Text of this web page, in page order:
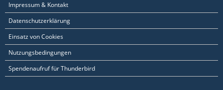
Impressum & Kontakt
Datenschutzerklärung
Einsatz von Cookies
Nutzungsbedingungen
Spendenaufruf für Thunderbird